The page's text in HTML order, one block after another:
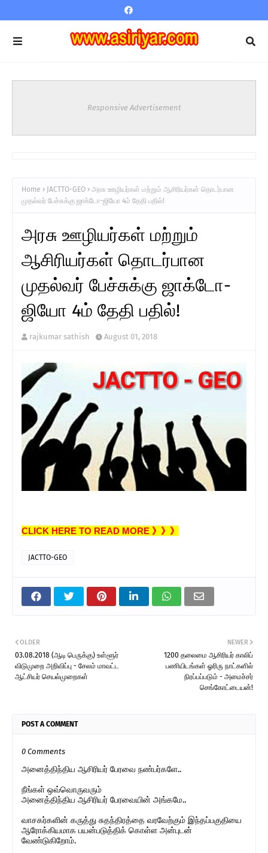
Responsive Advertisement
Home JACTTO-GEO
அரசு ஊழியர்கள் மற்றும் ஆசிரியர்கள் தொடர்பான
முதல்வர் பேச்சுக்கு ஜாக்டோ-ஜியோ 4ம் தேதி பதில்!
அரசு ஊழியர்கள் மற்றும்
ஆசிரியர்கள் தொடர்பான
முதல்வர் பேச்சுக்கு ஜாக்டோ-
ஜியோ 4ம் தேதி பதில்!
rajkumar sathish August 01, 2018
CLICK HERE TO READ MORE 》》》
JACTTO-GEO
NEWER
1200 தலைமை ஆசிரியர் காலிப்
பணியிடங்கள் ஓரிரு நாட்களில்
நிரப்பப்படும் - அமைச்சர்
செங்கோட்டையன்!
OLDER
03.08.2018 (ஆடி பெருக்கு) உள்ளூர்
விடுமுறை அறிவிப்பு - சேலம் மாவட்ட
ஆட்சியர் செயல்முறைகள்
POST A COMMENT
0 Comments
அனைத்திந்திய ஆசிரியர் பேரவை நண்பர்களே..
நீங்கள் ஒவ்வொருவரும்
அனைத்திந்திய ஆசிரியர் பேரவையின் அங்கமே..
வாசகர்களின் கருத்து சுதந்திரத்தை வரவேற்கும் இந்தப்பகுதியை
ஆரோக்கியமாக பயன்படுத்திக் கொள்ள அன்புடன்
வேண்டுகிறோம்.